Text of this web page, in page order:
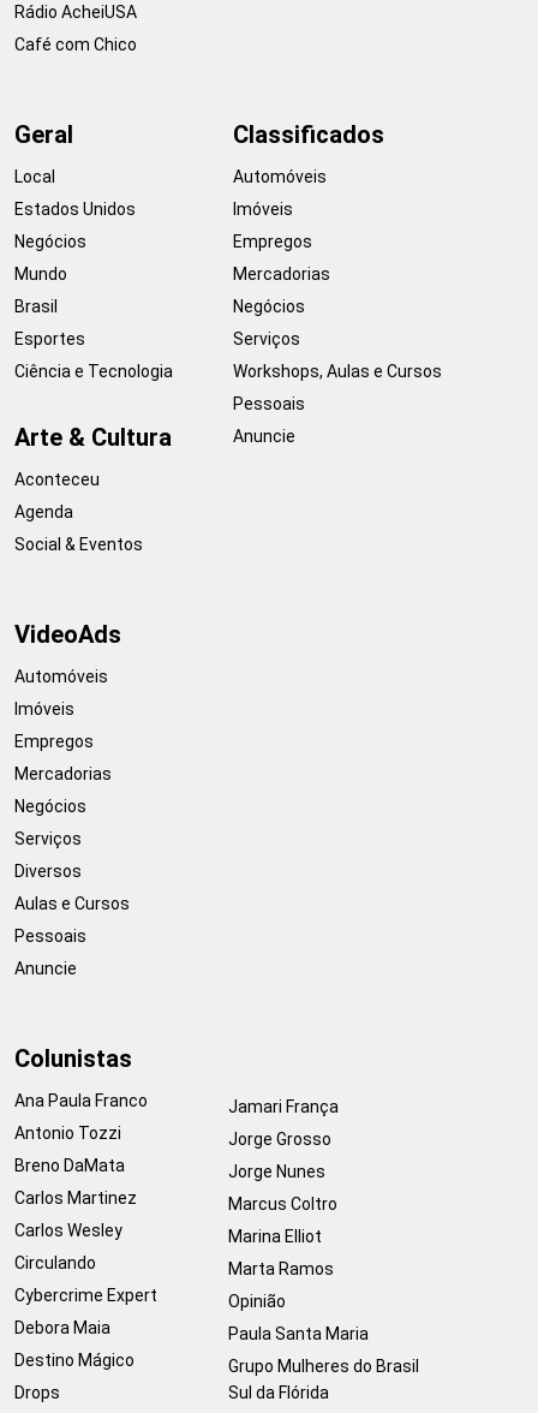
Rádio AcheiUSA
Café com Chico
Geral
Local
Estados Unidos
Negócios
Mundo
Brasil
Esportes
Ciência e Tecnologia
Arte & Cultura
Aconteceu
Agenda
Social & Eventos
Classificados
Automóveis
Imóveis
Empregos
Mercadorias
Negócios
Serviços
Workshops, Aulas e Cursos
Pessoais
Anuncie
VideoAds
Automóveis
Imóveis
Empregos
Mercadorias
Negócios
Serviços
Diversos
Aulas e Cursos
Pessoais
Anuncie
Colunistas
Ana Paula Franco
Antonio Tozzi
Breno DaMata
Carlos Martinez
Carlos Wesley
Circulando
Cybercrime Expert
Debora Maia
Destino Mágico
Drops
Jamari França
Jorge Grosso
Jorge Nunes
Marcus Coltro
Marina Elliot
Marta Ramos
Opinião
Paula Santa Maria
Grupo Mulheres do Brasil
Sul da Flórida